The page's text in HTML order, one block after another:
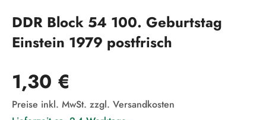
DDR Block 54 100. Geburtstag
Einstein 1979 postfrisch
Regulärer Preis:
1,30 €
Preise inkl. MwSt. zzgl. Versandkosten